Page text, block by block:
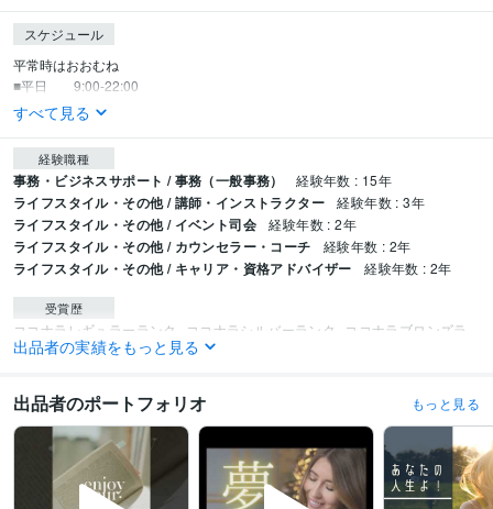
スケジュール
平常時はおおむね
■平日　　9:00-22:00
すべて見る
経験職種
事務・ビジネスサポート / 事務（一般事務） 経験年数 : 15年
ライフスタイル・その他 / 講師・インストラクター 経験年数 : 3年
ライフスタイル・その他 / イベント司会 経験年数 : 2年
ライフスタイル・その他 / カウンセラー・コーチ 経験年数 : 2年
ライフスタイル・その他 / キャリア・資格アドバイザー 経験年数 : 2年
受賞歴
ココナラレギュラーランク ココナラシルバーランク
ココナラブロンズラ
ンク
資格・検定
マイクロソフト オフィス スペシャリスト（MOS） 取得年 : 2007年
ビジネス・クリエイティブツール
WordPress:0年 Excel:20年
Google スプレッドシート:3年
Google ドキュメント:3年
PowerPoint:5年 Word:20年Canva:0年
出品者の実績をもっと見る
出品者のポートフォリオ もっと見る